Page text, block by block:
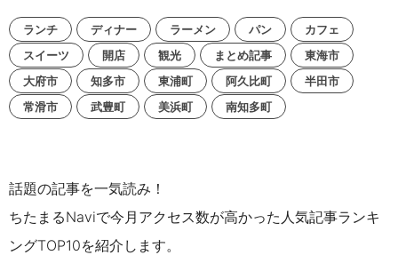
ランチ ディナー ラーメン パン
カフェ
スイーツ
開店 観光 まとめ記事
東海市
大府市
知多市 東浦町 阿久比町
半田市
常滑市
武豊町 美浜町 南知多町
話題の記事を一気読み！
ちたまるNaviで今月アクセス数が高かった人気記事ランキ
ングTOP10を紹介します。